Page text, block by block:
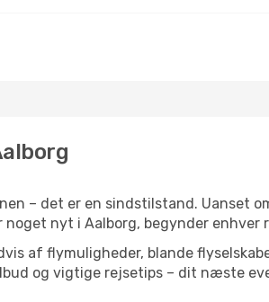
– det er en sindstilstand. Uanset
nyt i Aalborg, begynder enhver
af flymuligheder, blande
og vigtige rejsetips – dit næste